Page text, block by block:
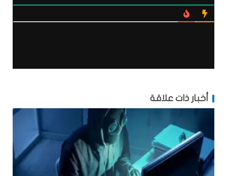
أخبار ذات علاقة